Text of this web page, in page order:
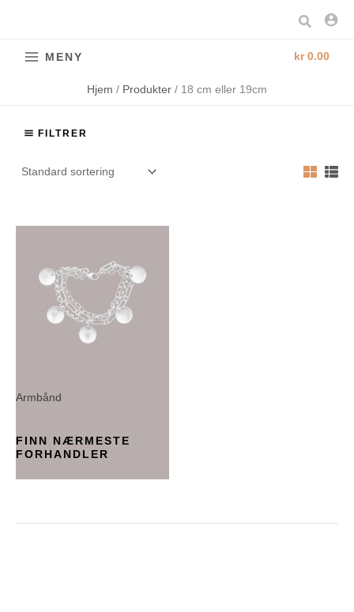
Søk
MENY kr0.00
Hjem Produkter 18 cm eller 19cm
FILTRER
Armbånd
FINN NÆRMESTE
FORHANDLER